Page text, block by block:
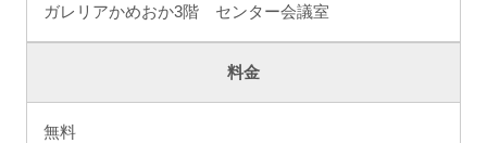
ガレリアかめおか3階 センター会議室
料金
無料